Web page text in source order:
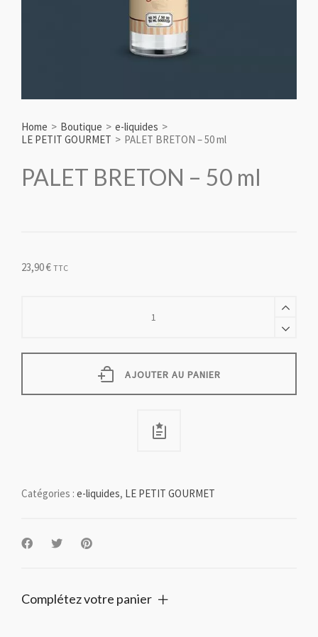
Home > Boutique > e-liquides >
LE PETIT GOURMET > PALET BRETON – 50 ml
PALET BRETON – 50 ml
23,90€ TTC
ml
AJOUTER AU PANIER
Catégories : e-liquides, LE PETIT GOURMET
Complétez votre panier